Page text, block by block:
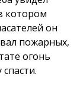
котором
он
пожарных,
огонь